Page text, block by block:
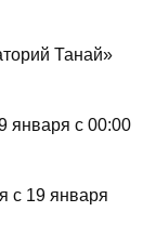
Танай»
января с 00:00
с 19 января